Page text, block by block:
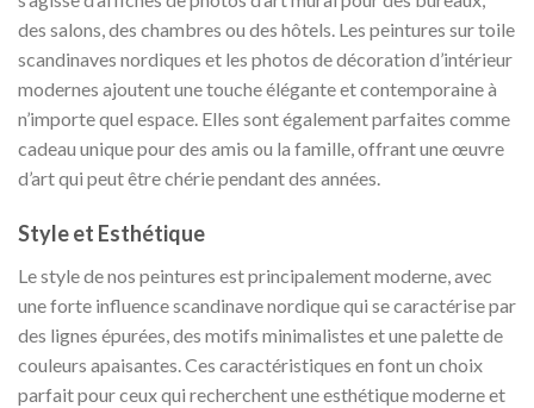
des salons, des chambres ou des hôtels. Les peintures sur toile
scandinaves nordiques et les photos de décoration d’intérieur
modernes ajoutent une touche élégante et contemporaine à
n’importe quel espace. Elles sont également parfaites comme
cadeau unique pour des amis ou la famille, offrant une œuvre
d’art qui peut être chérie pendant des années.
Style et Esthétique
Le style de nos peintures est principalement moderne, avec
une forte influence scandinave nordique qui se caractérise par
des lignes épurées, des motifs minimalistes et une palette de
couleurs apaisantes. Ces caractéristiques en font un choix
parfait pour ceux qui recherchent une esthétique moderne et